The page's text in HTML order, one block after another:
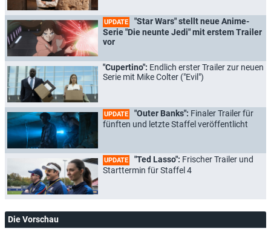
UPDATE
"Star Wars" stellt neue Anime-
Serie "Die neunte Jedi" mit erstem Trailer
vor
"Cupertino": Endlich erster Trailer zur neuen
Serie mit Mike Colter ("Evil")
UPDATE "Outer Banks": Finaler Trailer für
fünften und letzte Staffel veröffentlicht
UPDATE "Ted Lasso": Frischer Trailer und
Starttermin für Staffel 4
Die Vorschau